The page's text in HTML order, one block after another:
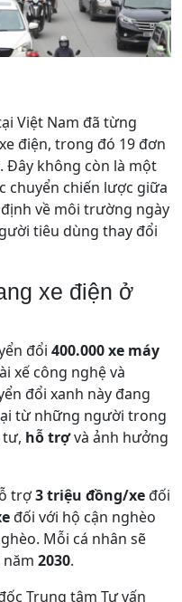
Việt Nam đã từng
điện, trong đó 19 đơn
Đây không còn là một
chuyển chiến lược giữa
về môi trường ngày
tiêu dùng thay đổi
xe điện ở
đổi 400.000 xe máy
xế công nghệ và
đổi xanh này đang
từ những người trong
hỗ trợvà ảnh hưởng
trợ3 triệu đồng/xeđối
đối với hộ cận nghèo
Mỗi cá nhân sẽ
2030.
Trung tâm Tư vấn